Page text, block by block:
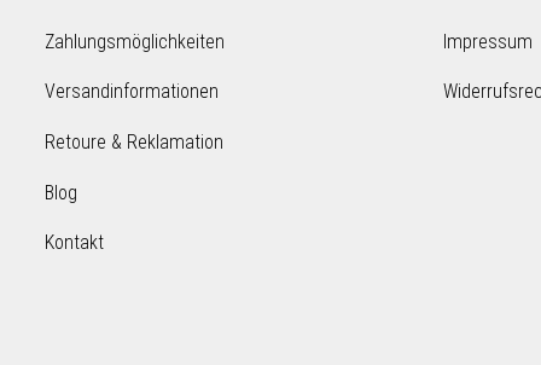
Zahlungsmöglichkeiten
Versandinformationen
Retoure & Reklamation
Blog
Kontakt
Impressum